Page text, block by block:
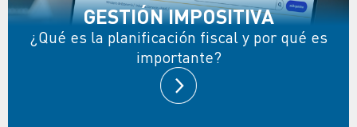
GESTIÓN IMPOSITIVA
¿Qué es la planificación fiscal y por qué es
importante?